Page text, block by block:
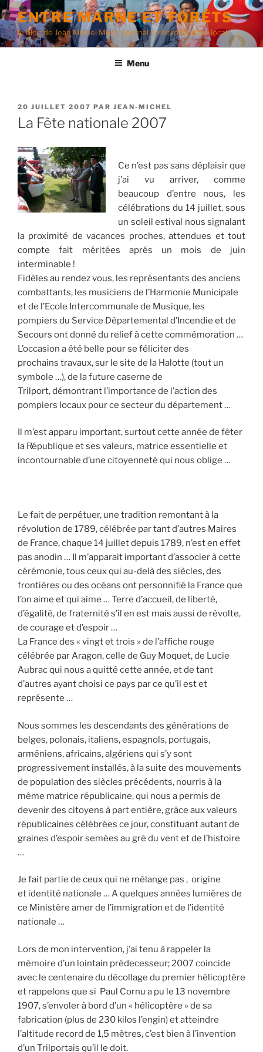
Aller
au
contenu
principal
ENTRE MARNE ET FORÊTS
le blog de Jean Michel Morer, journal de bord d'un élu local
Menu
PUBLIÉ
LE
20 JUILLET 2007 PAR JEAN-MICHEL
La Fête nationale 2007
Ce n’est pas sans déplaisir que
j’ai vu arriver, comme
beaucoup d’entre nous, les
célébrations du 14 juillet, sous
un soleil estival nous signalant
la proximité de vacances proches, attendues et tout
compte fait méritées aprés un mois de juin
interminable !
Fidèles au rendez vous, les représentants des anciens
combattants, les musiciens de l’Harmonie Municipale
et de l’Ecole Intercommunale de Musique, les
pompiers du Service Départemental d’Incendie et de
Secours ont donné du relief à cette commémoration …
L’occasion a été belle pour se féliciter des
prochains travaux, sur le site de la Halotte (tout un
symbole …), de la future caserne de
Trilport, démontrant l’importance de l’action des
pompiers locaux pour ce secteur du département …
Il m’est apparu important, surtout cette année de fêter
la République et ses valeurs, matrice essentielle et
incontournable d’une citoyenneté qui nous oblige …
Le fait de perpétuer, une tradition remontant à la
révolution de 1789, célébrée par tant d’autres Maires
de France, chaque 14 juillet depuis 1789, n’est en effet
pas anodin … Il m’apparait important d’associer à cette
cérémonie, tous ceux qui au-delà des siècles, des
frontières ou des océans ont personnifié la France que
l’on aime et qui aime … Terre d’accueil, de liberté,
d’égalité, de fraternité s’il en est mais aussi de révolte,
de courage et d’espoir …
La France des « vingt et trois » de l’affiche rouge
célébrée par Aragon, celle de Guy Moquet, de Lucie
Aubrac qui nous a quitté cette année, et de tant
d’autres ayant choisi ce pays par ce qu’il est et
représente …
Nous sommes les descendants des générations de
belges, polonais, italiens, espagnols, portugais,
arméniens, africains, algériens qui s’y sont
progressivement installés, à la suite des mouvements
de population des siècles précédents, nourris à la
même matrice républicaine, qui nous a permis de
devenir des citoyens à part entière, grâce aux valeurs
républicaines célébrées ce jour, constituant autant de
graines d’espoir semées au gré du vent et de l’histoire
…
Je fait partie de ceux qui ne mélange pas , origine
et identité nationale … A quelques années lumières de
ce Ministère amer de l’immigration et de l’identité
nationale …
Lors de mon intervention, j’ai tenu à rappeler la
mémoire d’un lointain prédecesseur; 2007 coincide
avec le centenaire du décollage du premier hélicoptère
et rappelons que si Paul Cornu a pu le 13 novembre
1907, s’envoler à bord d’un « hélicoptère » de sa
fabrication (plus de 230 kilos l’engin) et atteindre
l’altitude record de 1,5 mètres, c’est bien à l’invention
d’un Trilportais qu’il le doit.